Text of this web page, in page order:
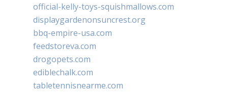
official-kelly-toys-squishmallows.com
displaygardenonsuncrest.org
bbq-empire-usa.com
feedstoreva.com
drogopets.com
ediblechalk.com
tabletennisnearme.com